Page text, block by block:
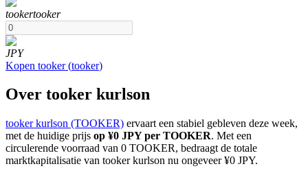
COIN-M-futures
Cryptocurrency-futures
tookertooker
JPY
Kopen tooker(tooker)
Over tooker kurlson
tooker kurlson (TOOKER) ervaart een stabiel gebleven deze week,
met de huidige prijs op ¥0 JPY per TOOKER. Met een
circulerende voorraad van 0 TOOKER, bedraagt de totale
marktkapitalisatie van tooker kurlson nu ongeveer ¥0 JPY.